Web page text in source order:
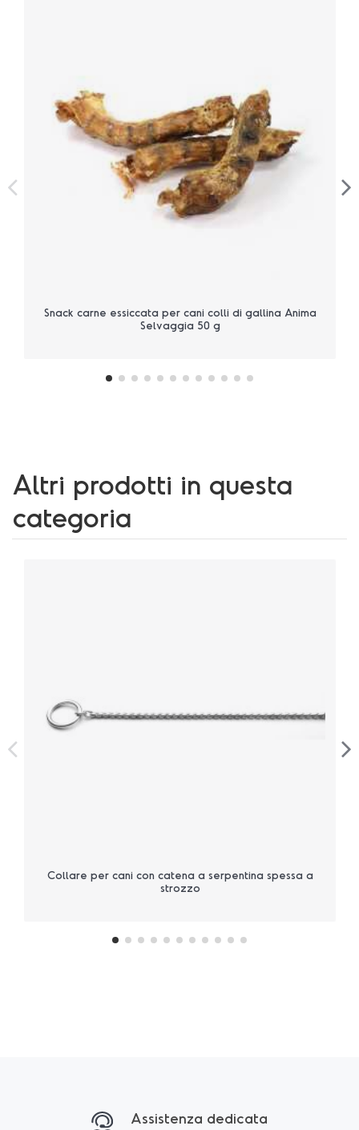
Snack carne essiccata per cani colli di gallina Anima
Selvaggia 50 g
Altri prodotti in questa
categoria
Collare per cani con catena a serpentina spessa a
strozzo
Assistenza dedicata